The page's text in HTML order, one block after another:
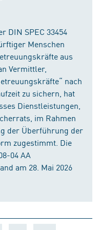
DIN SPEC 33454
Menschen
aus
Vermittler,
nach
zu sichern, hat
Dienstleistungen,
im Rahmen
der Überführung der
zugestimmt. Die
04 AA
am 28. Mai 2026